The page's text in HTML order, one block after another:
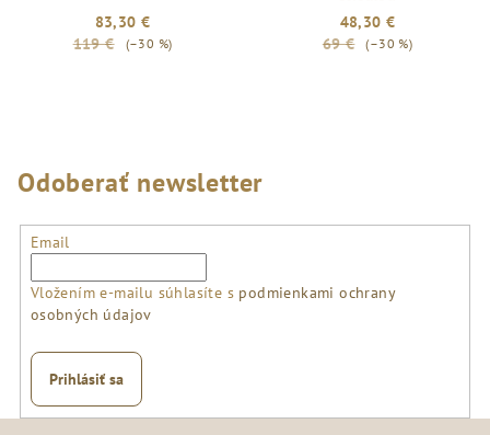
83,30 €
119 €
(–30 %)
48,30 €
69 €
(–30 %)
Odoberať newsletter
Email
Vložením e-mailu súhlasíte s podmienkami ochrany
osobných údajov
Prihlásiť sa